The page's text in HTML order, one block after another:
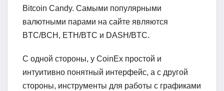
Bitcoin Candy. Самыми популярными
валютными парами на сайте являются
BTC/BCH, ETH/BTC и DASH/BTC.
С одной стороны, у CoinEx простой и
интуитивно понятный интерфейс, а с другой
стороны, инструменты для работы с графиками